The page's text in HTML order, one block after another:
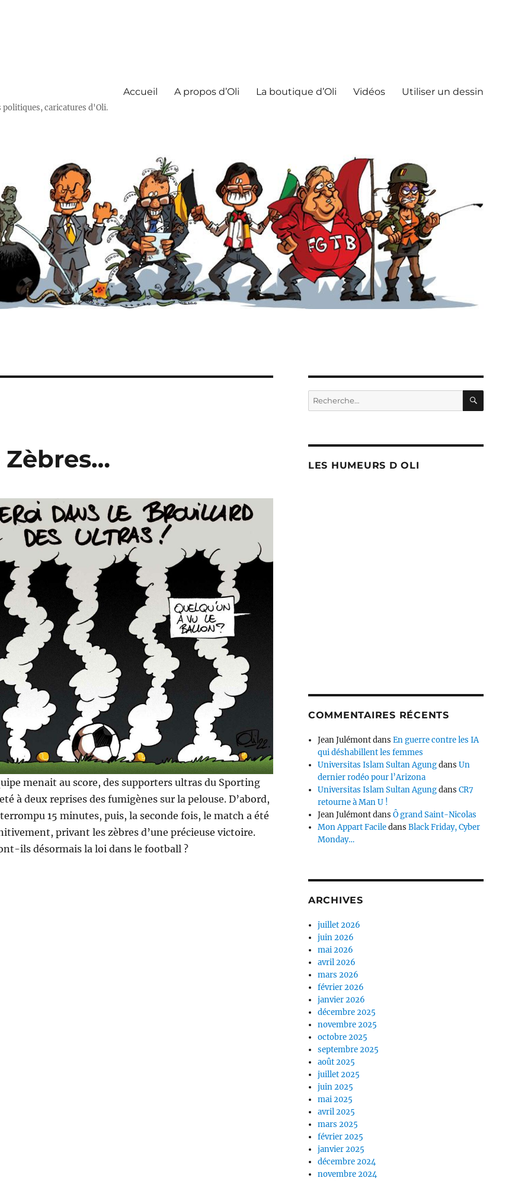
caricatures d'Oli.
Accueil A propos d’Oli La boutique d’Oli Vidéos Utiliser un dessin
Zèbres…
menait au score, des supporters ultras du Sporting
à deux reprises des fumigènes sur la pelouse. D’abord,
15 minutes, puis, la seconde fois, le match a été
privant les zèbres d’une précieuse victoire.
ils désormais la loi dans le football ?
Recherche
pour :
LES HUMEURS D OLI
COMMENTAIRES RÉCENTS
Jean JulémontdansEn guerre contre les IA
qui déshabillent les femmes
Universitas Islam Sultan AgungdansUn
dernier rodéo pour l’Arizona
Universitas Islam Sultan AgungdansCR7
retourne à Man U !
Jean JulémontdansÔ grand Saint-Nicolas
Mon Appart FaciledansBlack Friday, Cyber
Monday…
ARCHIVES
juillet 2026
juin 2026
mai 2026
avril 2026
mars 2026
février 2026
janvier 2026
décembre 2025
novembre 2025
octobre 2025
septembre 2025
août 2025
juillet 2025
juin 2025
mai 2025
avril 2025
mars 2025
février 2025
janvier 2025
décembre 2024
novembre 2024